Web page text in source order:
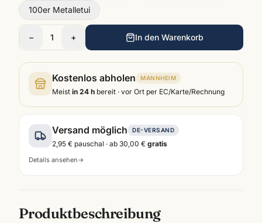
100er Metalletui
− 1 + In den Warenkorb
Kostenlos abholen MANNHEIM
Meist in 24 h bereit · vor Ort per EC/Karte/Rechnung
Versand möglich DE-VERSAND
2,95 € pauschal · ab 30,00 € gratis
Details ansehen→
Produktbeschreibung